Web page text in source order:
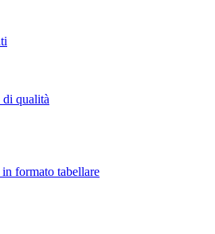
di qualità
formato tabellare